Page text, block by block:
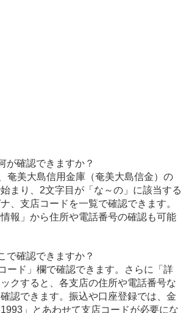
が確認できますか？
奄美大島信用金庫（奄美大島信金）の
まり、2文字目が「な～の」に該当する
、支店コードを一覧で確認できます。
報」から住所や電話番号の確認も可能
で確認できますか？
ード」欄で確認できます。さらに「詳
クすると、各支店の住所や電話番号な
認できます。振込や口座登録では、金
」とあわせて支店コードが必要にな